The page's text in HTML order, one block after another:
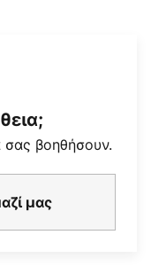
σας βοηθήσουν.
μας